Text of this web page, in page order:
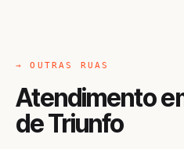
→ OUTRAS RUAS
Atendimento
de Triunfo